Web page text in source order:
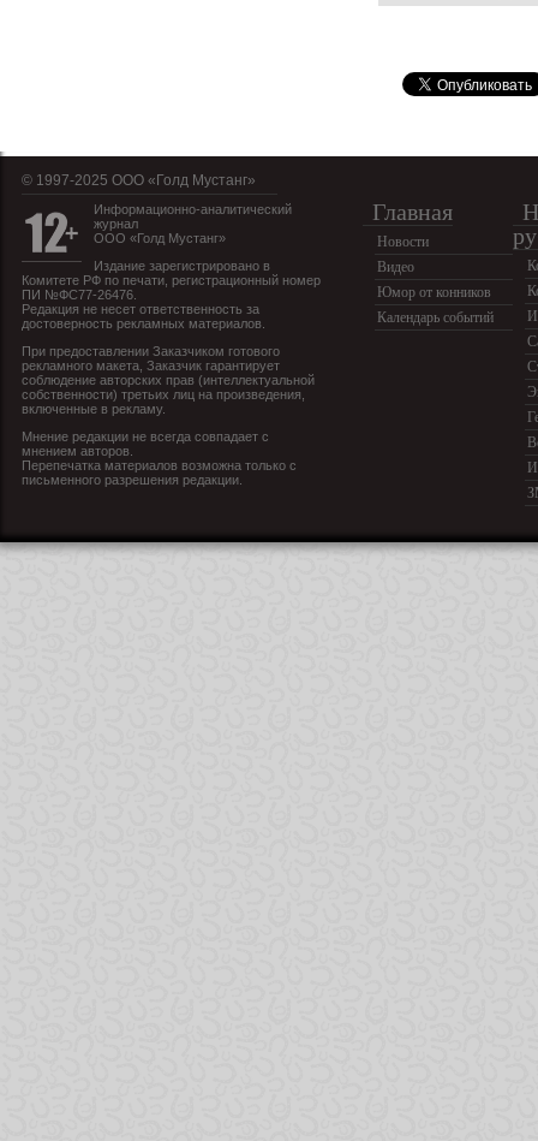
© 1997-2025 OOO «Голд Мустанг»
Информационно-аналитический
журнал
ООО «Голд Мустанг»
Издание зарегистрировано в
Комитете РФ по печати, регистрационный номер
ПИ №ФС77-26476.
Редакция не несет ответственность за
достоверность рекламных материалов.
При предоставлении Заказчиком готового
рекламного макета, Заказчик гарантирует
соблюдение авторских прав (интеллектуальной
собственности) третьих лиц на произведения,
включенные в рекламу.
Мнение редакции не всегда совпадает с
мнением авторов.
Перепечатка материалов возможна только с
письменного разрешения редакции.
Главная
Новости
Видео
Юмор от конников
Календарь событий